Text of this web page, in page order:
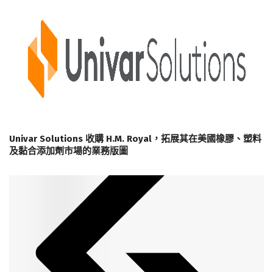
Univar Solutions 收購 H.M. Royal，拓展其在美國橡膠、塑料
及黏合添加劑市場的業務版圖